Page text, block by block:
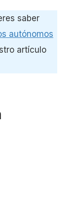
saber
autónomos
artículo